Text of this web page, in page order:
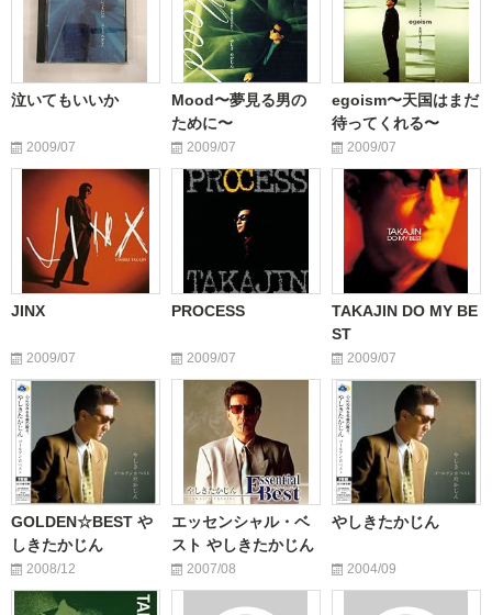
泣いてもいいか
2009/07
Mood〜夢見る男の
ために〜
2009/07
egoism〜天国はまだ
待ってくれる〜
2009/07
JINX
2009/07
PROCESS
2009/07
TAKAJIN DO MY BE
ST
2009/07
GOLDEN☆BEST や
しきたかじん
2008/12
エッセンシャル・ベ
スト やしきたかじん
2007/08
やしきたかじん
2004/09